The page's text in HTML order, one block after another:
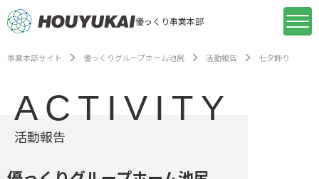
優っくり事業本部
事業本部サイト 優っくりグループホーム池尻 活動報告 七夕飾り
ACTIVITY
活動報告